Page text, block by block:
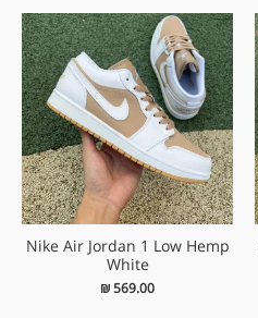
Nike Air Jordan 1 Low Hemp
White
₪569.00